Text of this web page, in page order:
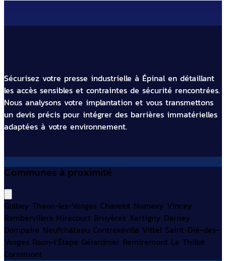
Sécurisez votre presse industrielle à Épinal en détaillant
les accès sensibles et contraintes de sécurité rencontrées.
Nous analysons votre implantation et vous transmettons
un devis précis pour intégrer des barrières immatérielles
adaptées à votre environnement.
Communes à proximité
Golbey Thaon-les-Vosges Chavelot Nomexy Vincey
Rambervillers Mirecourt Bruyères Xertigny Darney
Dompaire Neufchâteau Contrexéville Vittel Saint-Dié-des-
Vosges Raon-l’Étape Gérardmer Remiremont Le Thillot
Cornimont